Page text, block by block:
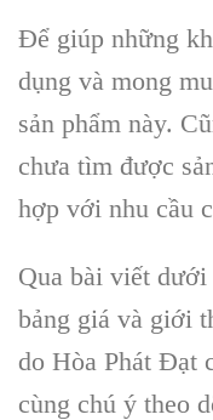
Để giúp những
dụng và mong
sản phẩm này.
chưa tìm được
hợp với nhu cầu
Qua bài viết dưới
bảng giá và giới
do Hòa Phát Đạt
cùng chú ý theo